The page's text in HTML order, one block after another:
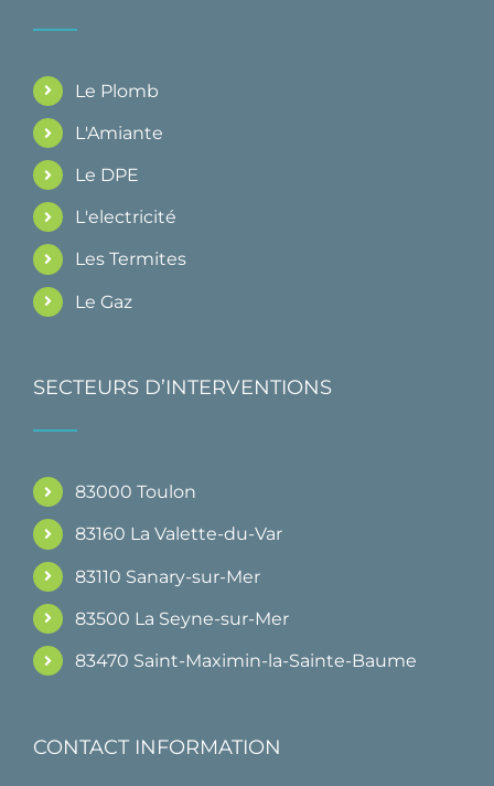
Le Plomb
L'Amiante
Le DPE
L'electricité
Les Termites
Le Gaz
SECTEURS D’INTERVENTIONS
83000 Toulon
83160 La Valette-du-Var
83110 Sanary-sur-Mer
83500 La Seyne-sur-Mer
83470 Saint-Maximin-la-Sainte-Baume
CONTACT INFORMATION